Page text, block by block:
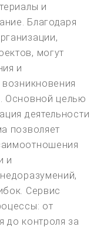
и
Благодаря
могут
и
Основной целью
деятельности
позволяет
и
Сервис
от
до контроля за